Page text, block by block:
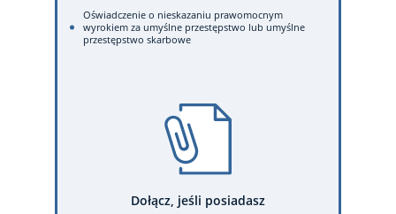
Oświadczenie o nieskazaniu prawomocnym
wyrokiem za umyślne przestępstwo lub umyślne
przestępstwo skarbowe
Dołącz, jeśli posiadasz